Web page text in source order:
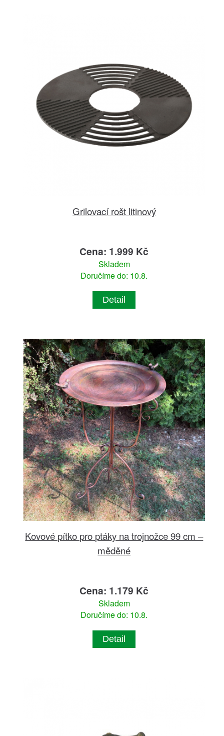
Grilovací rošt litinový
Cena: 1.999 Kč
Skladem
Doručíme do: 10.8.
Detail
Kovové pítko pro ptáky na trojnožce 99 cm –
měděné
Cena: 1.179 Kč
Skladem
Doručíme do: 10.8.
Detail